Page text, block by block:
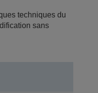
techniques du
sans